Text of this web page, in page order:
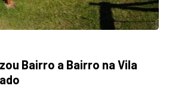
Bairro a Bairro na Vila